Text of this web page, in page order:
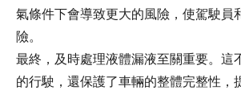
氣條件下會導致更大的風險，使駕駛員
險。
最終，及時處理液體漏液至關重要。這
的行駛，還保護了車輛的整體完整性，